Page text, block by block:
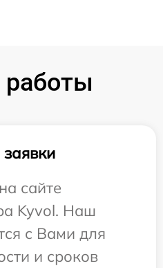
сайте
Kyvol. Наш
с Вами для
и сроков